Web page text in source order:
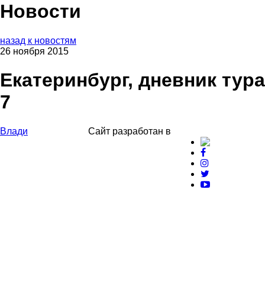
Новости
назад к новостям
26 ноября 2015
Екатеринбург, дневник тура
7
Влади Сайт разработан в